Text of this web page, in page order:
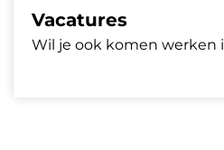
Vacatures
Wil je ook komen werken